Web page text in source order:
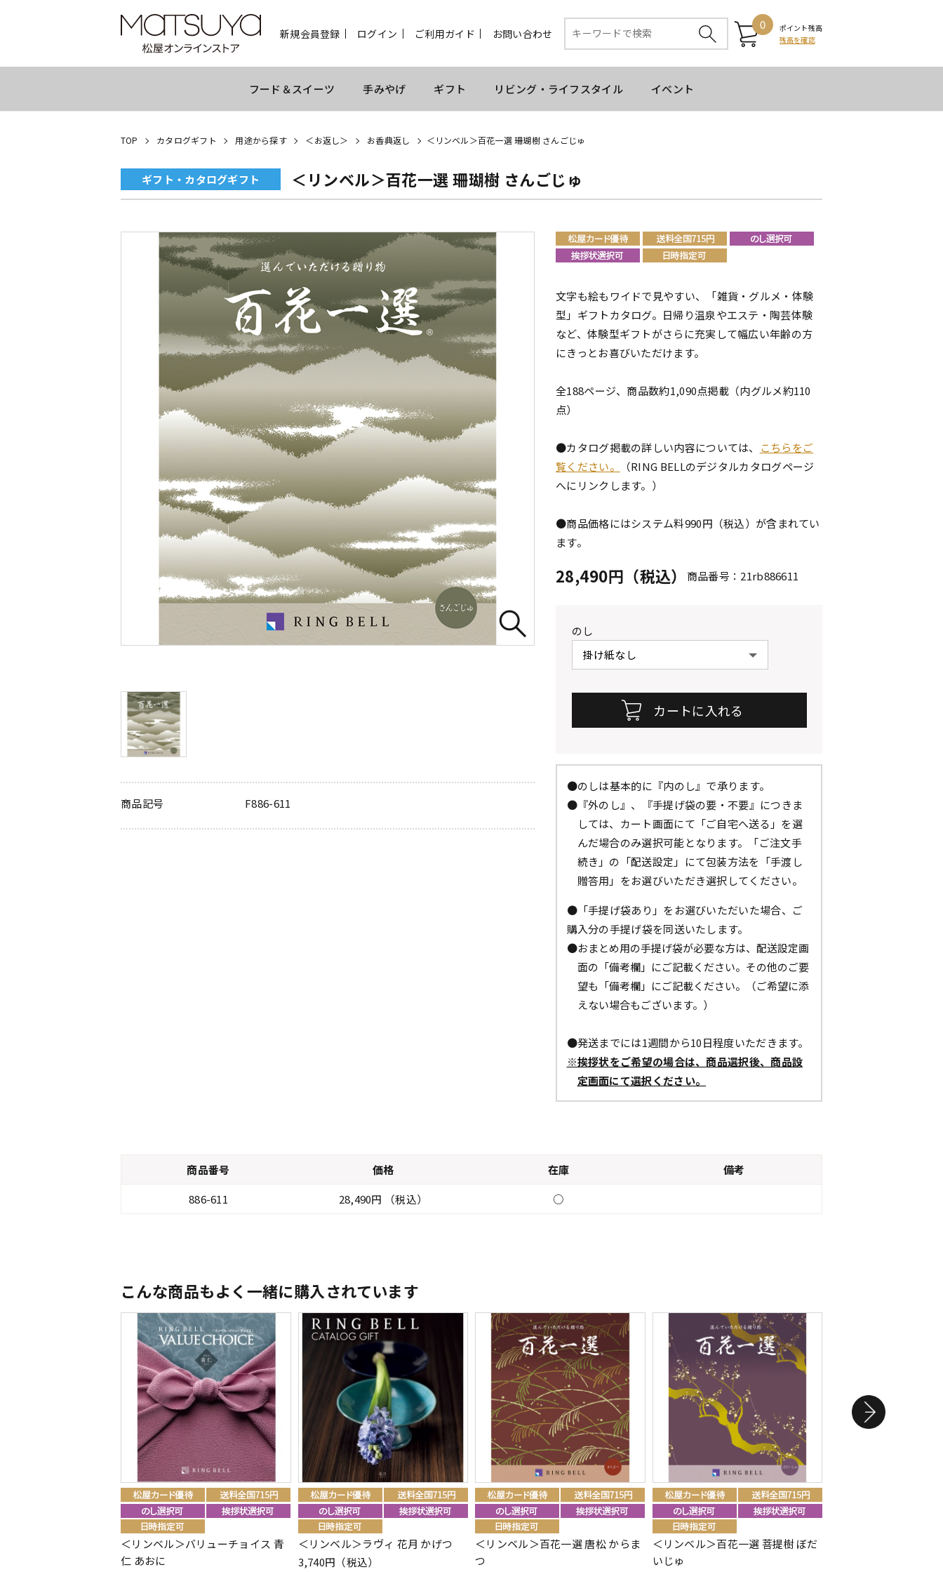
新規会員登録 ログイン ご利用ガイド お問い合わせ
0
ポイント残高
残高を確認
フード＆スイーツ 手みやげ ギフト リビング・ライフスタイル イベント
TOP カタログギフト 用途から探す ＜お返し＞ お香典返し ＜リンベル＞百花一選 珊瑚樹 さんごじゅ
ギフト・カタログギフト ＜リンベル＞百花一選 珊瑚樹 さんごじゅ
商品記号 F886-611
文字も絵もワイドで見やすい、「雑貨・グルメ・体験
型」ギフトカタログ。日帰り温泉やエステ・陶芸体験
など、体験型ギフトがさらに充実して幅広い年齢の方
にきっとお喜びいただけます。
全188ページ、商品数約1,090点掲載（内グルメ約110
点）
●カタログ掲載の詳しい内容については、
こちらをご
覧ください。
（RING BELLのデジタルカタログページ
へにリンクします。）
●商品価格にはシステム料990円（税込）が含まれてい
ます。
28,490円（税込） 商品番号：21rb886611
のし
●のしは基本的に『内のし』で承ります。
●『外のし』、『手提げ袋の要・不要』につきま
しては、カート画面にて「ご自宅へ送る」を選
んだ場合のみ選択可能となります。「ご注文手
続き」の「配送設定」にて包装方法を「手渡し
贈答用」をお選びいただき選択してください。
●「手提げ袋あり」をお選びいただいた場合、ご
購入分の手提げ袋を同送いたします。
●おまとめ用の手提げ袋が必要な方は、配送設定画
面の「備考欄」にご記載ください。その他のご要
望も「備考欄」にご記載ください。（ご希望に添
えない場合もございます。）
●発送までには1週間から10日程度いただきます。
※挨拶状をご希望の場合は、商品選択後、商品設
定画面にて選択ください。
商品番号 価格 在庫
備考
886-611
28,490円 （税込） ○
こんな商品もよく一緒に購入されています
＜リンベル＞バリューチョイス 青
仁 あおに
＜リンベル＞ラヴィ 花月 かげつ
3,740円（税込）
＜リンベル＞百花一選 唐松 からま
つ
＜リンベル＞百花一選 菩提樹 ぼだ
いじゅ